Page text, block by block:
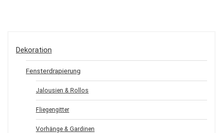
Dekoration
Fensterdrapierung
Jalousien & Rollos
Fliegengitter
Vorhänge & Gardinen